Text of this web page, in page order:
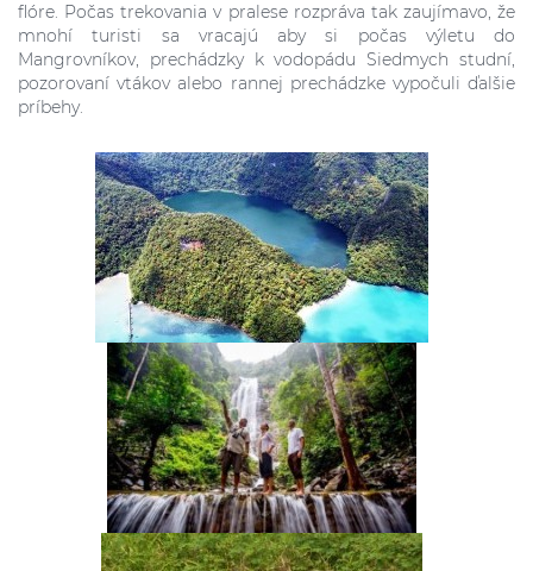
flóre. Počas trekovania v pralese rozpráva tak zaujímavo, že
mnohí turisti sa vracajú aby si počas výletu do
Mangrovníkov, prechádzky k vodopádu Siedmych studní,
pozorovaní vtákov alebo rannej prechádzke vypočuli ďalšie
príbehy.